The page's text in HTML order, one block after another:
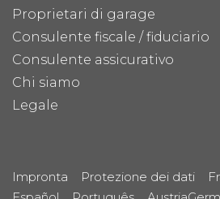
Proprietari di garage
Consulente fiscale / fiduciario
Consulente assicurativo
Chi siamo
Legale
Impronta Protezione dei dati